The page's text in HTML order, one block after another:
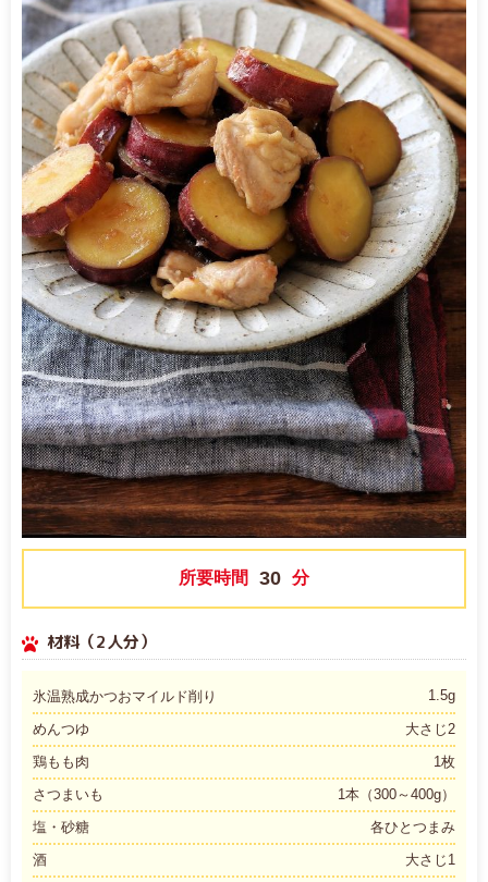
所要時間 30 分
材料（2人分）
氷温熟成かつおマイルド削り 1.5g
めんつゆ
大さじ2
鶏もも肉
1枚
さつまいも
1本（300～400g）
塩・砂糖
各ひとつまみ
酒
大さじ1